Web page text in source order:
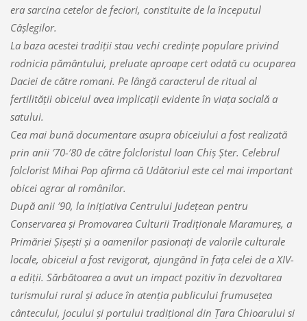
era sarcina cetelor de feciori, constituite de la începutul
Câşlegilor.
La baza acestei tradiţii stau vechi credinţe populare privind
rodnicia pământului, preluate aproape cert odată cu ocuparea
Daciei de către romani. Pe lângă caracterul de ritual al
fertilităţii obiceiul avea implicaţii evidente în viaţa socială a
satului.
Cea mai bună documentare asupra obiceiului a fost realizată
prin anii ′70-′80 de către folcloristul Ioan Chiş Şter. Celebrul
folclorist Mihai Pop afirma că Udătoriul este cel mai important
obicei agrar al românilor.
După anii ′90, la iniţiativa Centrului Judeţean pentru
Conservarea şi Promovarea Culturii Tradiţionale Maramureş, a
Primăriei Şişeşti şi a oamenilor pasionaţi de valorile culturale
locale, obiceiul a fost revigorat, ajungând în faţa celei de a XIV-
a ediţii. Sărbătoarea a avut un impact pozitiv în dezvoltarea
turismului rural şi aduce în atenţia publicului frumuseţea
cântecului, jocului şi portului tradiţional din Ţara Chioarului si